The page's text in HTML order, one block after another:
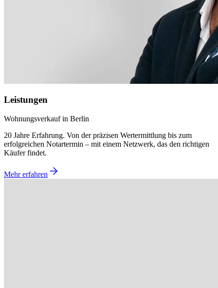
Leistungen
Wohnungsverkauf in Berlin
20 Jahre Erfahrung. Von der präzisen Wertermittlung bis zum
erfolgreichen Notartermin – mit einem Netzwerk, das den richtigen
Käufer findet.
Mehr erfahren